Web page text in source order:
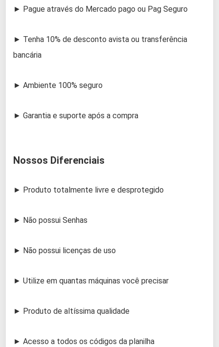
► Pague através do Mercado pago ou Pag Seguro
► Tenha 10% de desconto avista ou transferência
bancária
► Ambiente 100% seguro
► Garantia e suporte após a compra
Nossos Diferenciais
► Produto totalmente livre e desprotegido
► Não possui Senhas
► Não possui licenças de uso
► Utilize em quantas máquinas você precisar
► Produto de altíssima qualidade
► Acesso a todos os códigos da planilha